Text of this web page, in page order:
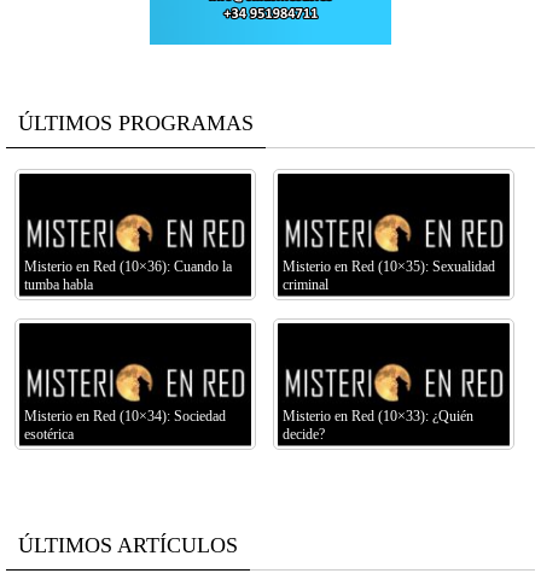
ÚLTIMOS PROGRAMAS
Misterio en Red (10×36): Cuando la
tumba habla
Misterio en Red (10×35): Sexualidad
criminal
Misterio en Red (10×34): Sociedad
esotérica
Misterio en Red (10×33): ¿Quién
decide?
ÚLTIMOS ARTÍCULOS